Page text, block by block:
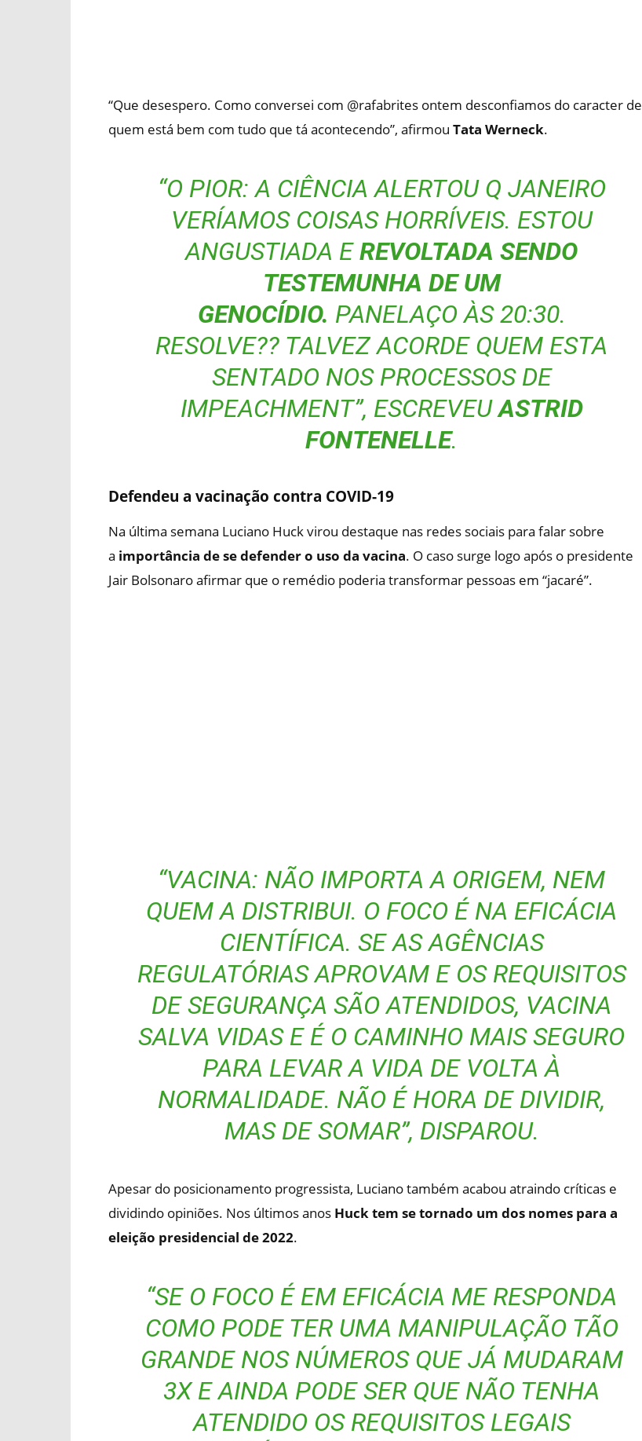
“Que desespero. Como conversei com @rafabrites ontem desconfiamos do caracter de
quem está bem com tudo que tá acontecendo”, afirmou Tata Werneck.
“O PIOR: A CIÊNCIA ALERTOU Q JANEIRO
VERÍAMOS COISAS HORRÍVEIS. ESTOU
ANGUSTIADA EREVOLTADA SENDO
TESTEMUNHA DE UM
GENOCÍDIO. PANELAÇO ÀS 20:30.
RESOLVE?? TALVEZ ACORDE QUEM ESTA
SENTADO NOS PROCESSOS DE
IMPEACHMENT”, ESCREVEUASTRID
FONTENELLE.
Defendeu a vacinação contra COVID-19
Na última semana Luciano Huck virou destaque nas redes sociais para falar sobre
a importância de se defender o uso da vacina. O caso surge logo após o presidente
Jair Bolsonaro afirmar que o remédio poderia transformar pessoas em “jacaré”.
“VACINA: NÃO IMPORTA A ORIGEM, NEM
QUEM A DISTRIBUI. O FOCO É NA EFICÁCIA
CIENTÍFICA. SE AS AGÊNCIAS
REGULATÓRIAS APROVAM E OS REQUISITOS
DE SEGURANÇA SÃO ATENDIDOS, VACINA
SALVA VIDAS E É O CAMINHO MAIS SEGURO
PARA LEVAR A VIDA DE VOLTA À
NORMALIDADE. NÃO É HORA DE DIVIDIR,
MAS DE SOMAR”, DISPAROU.
Apesar do posicionamento progressista, Luciano também acabou atraindo críticas e
dividindo opiniões. Nos últimos anos Huck tem se tornado um dos nomes para a
eleição presidencial de 2022.
“SE O FOCO É EM EFICÁCIA ME RESPONDA
COMO PODE TER UMA MANIPULAÇÃO TÃO
GRANDE NOS NÚMEROS QUE JÁ MUDARAM
3X E AINDA PODE SER QUE NÃO TENHA
ATENDIDO OS REQUISITOS LEGAIS